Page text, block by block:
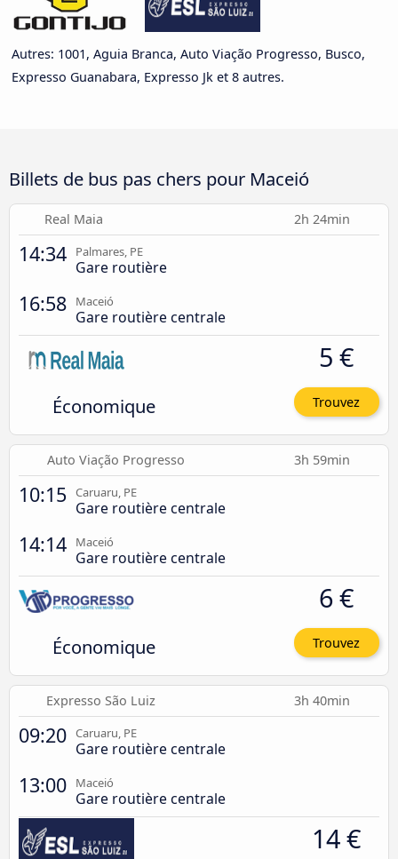
Autres: 1001, Aguia Branca, Auto Viação Progresso, Busco,
Expresso Guanabara, Expresso Jk et 8 autres.
Billets de bus pas chers pour Maceió
Real Maia 2h 24min
14:34 Palmares, PE
Gare routière
16:58 Maceió
Gare routière centrale
Économique
5 €
Trouvez
Auto Viação Progresso 3h 59min
10:15 Caruaru, PE
Gare routière centrale
14:14 Maceió
Gare routière centrale
Économique
6 €
Trouvez
Expresso São Luiz 3h 40min
09:20 Caruaru, PE
Gare routière centrale
13:00 Maceió
Gare routière centrale
14 €